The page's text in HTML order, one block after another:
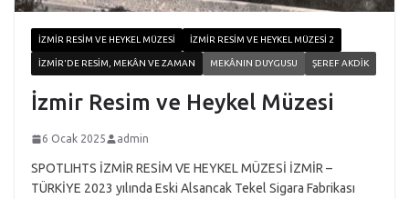
İZMIR RESIM VE HEYKEL MÜZESI İZMIR RESIM VE HEYKEL MÜZESI 2
İZMIR'DE RESIM, MEKÂN VE ZAMAN MEKÂNIN DUYGUSU ŞEREF AKDIK
İzmir Resim ve Heykel Müzesi
6 Ocak 2025 admin
SPOTLIHTS İZMİR RESİM VE HEYKEL MÜZESİ İZMİR –
TÜRKİYE 2023 yılında Eski Alsancak Tekel Sigara Fabrikası